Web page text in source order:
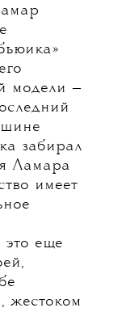
модели —
забирал
Ламара
имеет
это еще
жестоком